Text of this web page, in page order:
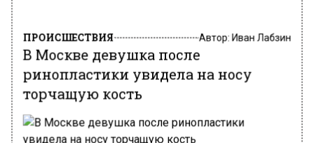
ПРОИСШЕСТВИЯ Автор: Иван Лабзин
В Москве девушка после
ринопластики увидела на носу
торчащую кость